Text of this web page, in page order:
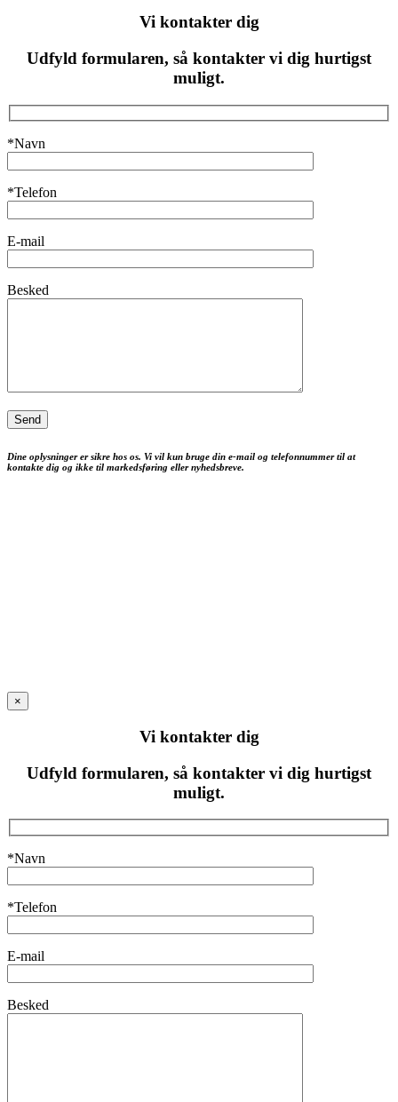
Vi kontakter dig
Udfyld formularen, så kontakter vi dig hurtigst
muligt.
*Navn
*Telefon
E-mail
Besked
Dine oplysninger er sikre hos os. Vi vil kun bruge din e-mail og telefonnummer til at
kontakte dig og ikke til markedsføring eller nyhedsbreve.
×
Vi kontakter dig
Udfyld formularen, så kontakter vi dig hurtigst
muligt.
*Navn
*Telefon
E-mail
Besked